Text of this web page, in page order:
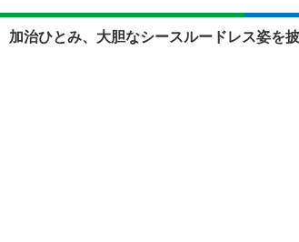
ラ
リリース一覧
加治ひとみ、大胆なシースルードレス姿を